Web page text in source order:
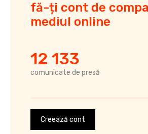
fă-ți cont de
mediul online
12 133
comunicate de presă
Creează cont